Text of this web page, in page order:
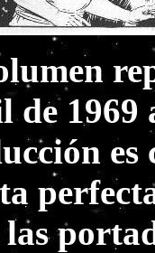
de 1969